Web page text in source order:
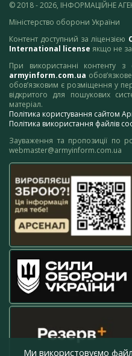
© 2018 - 2026, ІНФОРМАЦІЙНЕ
Міністерство оборони України
Контент доступний за ліцензією
International license якщо не
При використанні контенту
armyinform.com.ua
обов’язковим є розміщення у
відкритого для пошукових
матеріал.
Політика користування сайтом
Політика використання файлів
Зауваження та пропозиції по
webmaster@armyinform.com.ua
Ми використовуємо